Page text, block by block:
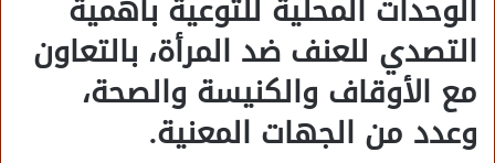
التصدي للعنف ضد المرأة، بالتعاون
مع الأوقاف والكنيسة والصحة،
وعدد من الجهات المعنية.